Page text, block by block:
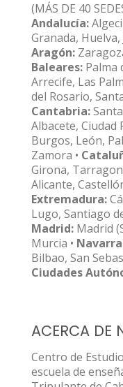
(MÁS DE 40
Andalucía:
Granada, Huelva,
Aragón:
Baleares: Palma
Arrecife, Las
del Rosario,
Cantabria:
Albacete, Ciudad
Burgos, León,
Zamora •
Girona,
Alicante,
Extremadura:
Lugo, Santiago
Madrid: Madrid
Murcia •
Bilbao, San
Ciudades
ACERCA DE
Centro de
escuela de